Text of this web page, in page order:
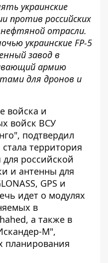
украинские
против российских
отрасли.
украинские FP-5
завод в
армию
для дронов и
войска и
войск ВСУ
подтвердил
территория
российской
и антенны для
GPS и
идет о модулях
в
а также в
М",
планирования